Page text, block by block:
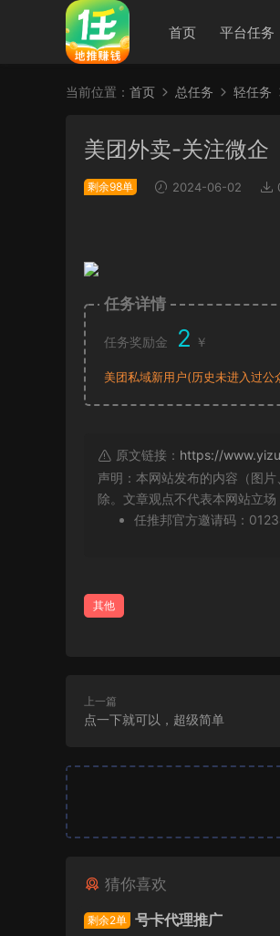
首页 平台任务
当前位置： 首页 总任务 轻任务
美团外卖-关注微企
剩余98单 2024-06-02
任务详情
任务奖励金 2 ￥
美团私域新用户(历史未进入过公
原文链接： https://
声明：本网站发布的内容（图
除。文章观点不代表本网站立
任推邦官方邀请码：
其他
上一篇
点一下就可以，超级简单
猜你喜欢
剩余2单 号卡代理推广